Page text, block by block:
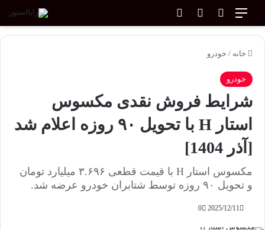
منو جستجو برایتغییر پوسته
خانه / خودرو
خودرو
شرایط فروش نقدی مکسوس
استار H با تحویل ۹۰ روزه اعلام شد
[آذر 1404]
مکسوس استار H با قیمت قطعی ۳.۶۹۶ میلیارد تومان
و تحویل ۹۰ روزه توسط شتابران خودرو عرضه شد.
2025/12/11
0